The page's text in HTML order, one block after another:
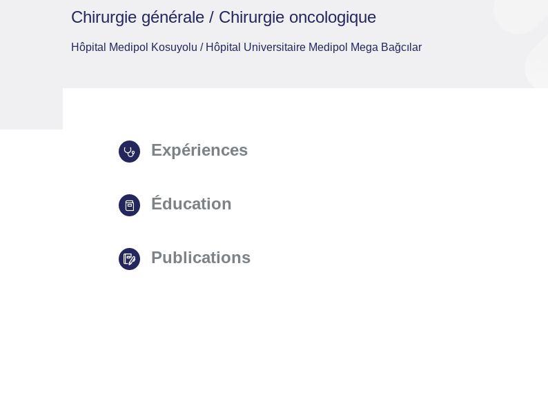
Chirurgie générale / Chirurgie oncologique
Hôpital Medipol Kosuyolu / Hôpital Universitaire Medipol Mega Bağcılar
Expériences
Éducation
Publications